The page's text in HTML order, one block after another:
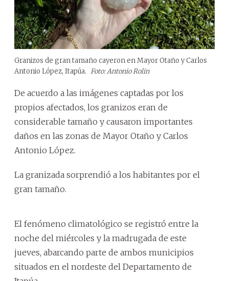
Granizos de gran tamaño cayeron en Mayor Otaño y Carlos
Antonio López, Itapúa. Foto: Antonio Rolin
De acuerdo a las imágenes captadas por los
propios afectados, los granizos eran de
considerable tamaño y causaron importantes
daños en las zonas de Mayor Otaño y Carlos
Antonio López.
La granizada sorprendió a los habitantes por el
gran tamaño.
El fenómeno climatológico se registró entre la
noche del miércoles y la madrugada de este
jueves, abarcando parte de ambos municipios
situados en el nordeste del Departamento de